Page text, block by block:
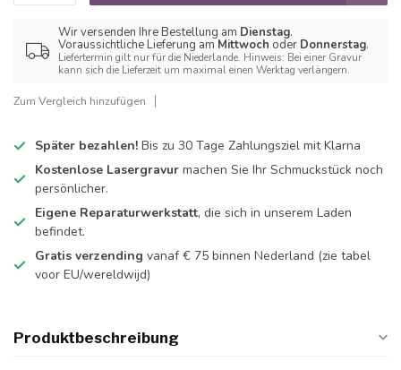
Wir versenden Ihre Bestellung am Dienstag.
Voraussichtliche Lieferung am Mittwoch oder Donnerstag.
Liefertermin gilt nur für die Niederlande. Hinweis: Bei einer Gravur
kann sich die Lieferzeit um maximal einen Werktag verlängern.
Zum Vergleich hinzufügen
Später bezahlen! Bis zu 30 Tage Zahlungsziel mit Klarna
Kostenlose Lasergravur machen Sie Ihr Schmuckstück noch
persönlicher.
Eigene Reparaturwerkstatt, die sich in unserem Laden
befindet.
Gratis verzending vanaf € 75 binnen Nederland (zie tabel
voor EU/wereldwijd)
Produktbeschreibung